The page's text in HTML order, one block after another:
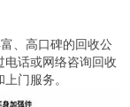
、高口碑的回收公
电话或网络咨询回收
门服务。